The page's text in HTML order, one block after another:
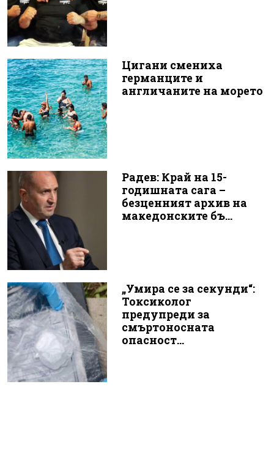
Цигани смениха
германците и
англичаните на морето
Радев: Край на 15-
годишната сага –
безценният архив на
македонските бъ...
„Умира се за секунди“:
Токсиколог
предупреди за
смъртоносната
опасност...